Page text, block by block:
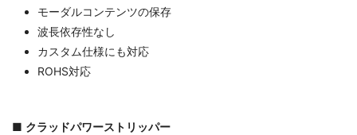
モーダルコンテンツの保存
波長依存性なし
カスタム仕様にも対応
ROHS対応
■ クラッドパワーストリッパー